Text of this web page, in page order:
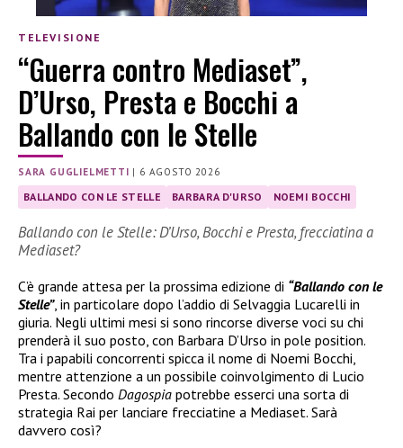
TELEVISIONE
“Guerra contro Mediaset”,
D’Urso, Presta e Bocchi a
Ballando con le Stelle
SARA GUGLIELMETTI | 6 AGOSTO 2026
BALLANDO CON LE STELLE BARBARA D'URSO NOEMI BOCCHI
Ballando con le Stelle: D’Urso, Bocchi e Presta, frecciatina a
Mediaset?
C’è grande attesa per la prossima edizione di “Ballando con le
Stelle”, in particolare dopo l’addio di Selvaggia Lucarelli in
giuria. Negli ultimi mesi si sono rincorse diverse voci su chi
prenderà il suo posto, con Barbara D’Urso in pole position.
Tra i papabili concorrenti spicca il nome di Noemi Bocchi,
mentre attenzione a un possibile coinvolgimento di Lucio
Presta. Secondo Dagospia potrebbe esserci una sorta di
strategia Rai per lanciare frecciatine a Mediaset. Sarà
davvero così?